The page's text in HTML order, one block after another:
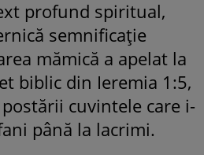
profund spiritual,
semnificație
mămică a apelat la
biblic din Ieremia 1:5,
cuvintele care i-
până la lacrimi.